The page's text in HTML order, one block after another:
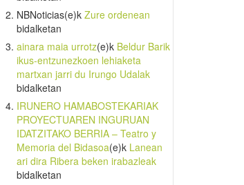
NBNoticias(e)k Zure ordenean
bidalketan
ainara maia urrotz(e)k Beldur Barik
ikus-entzunezkoen lehiaketa
martxan jarri du Irungo Udalak
bidalketan
IRUNERO HAMABOSTEKARIAK
PROYECTUAREN INGURUAN
IDATZITAKO BERRIA – Teatro y
Memoria del Bidasoa(e)k Lanean
ari dira Ribera beken irabazleak
bidalketan